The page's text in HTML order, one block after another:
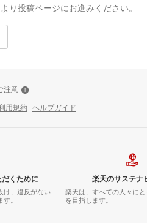
り投稿ページにお進みください。
注意
用規約 ヘルプガイド
くために
け、違反がない
。
楽天のサステナ
楽天は、すべての人々に
を目指します。